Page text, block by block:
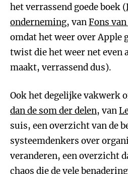
het verrassend goede boek (
onderneming, vanFons
omdat het weer over Apple
twist die het weer net even
maakt, verrassend dus).
Ook het degelijke vakwerk
dan de som der delen, van
suis, een overzicht van de
systeemdenkers over
veranderen, een overzicht
chaos die de vele